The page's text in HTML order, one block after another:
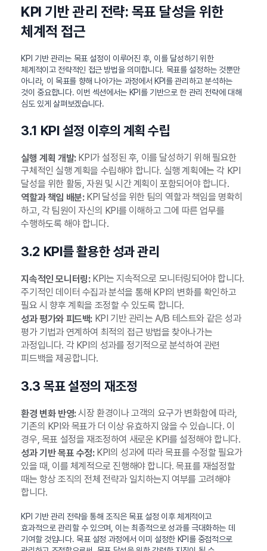
KPI 기반 관리 전략: 목표 달성을 위한
체계적 접근
KPI 기반 관리는 목표 설정이 이루어진 후, 이를 달성하기 위한
체계적이고 전략적인 접근 방법을 의미합니다. 목표를 설정하는 것뿐만
아니라, 이 목표를 향해 나아가는 과정에서 KPI를 관리하고 분석하는
것이 중요합니다. 이번 섹션에서는 KPI를 기반으로 한 관리 전략에 대해
심도 있게 살펴보겠습니다.
3.1 KPI 설정 이후의 계획 수립
실행 계획 개발:KPI가 설정된 후, 이를 달성하기 위해 필요한
구체적인 실행 계획을 수립해야 합니다. 실행 계획에는 각 KPI
달성을 위한 활동, 자원 및 시간 계획이 포함되어야 합니다.
역할과 책임 배분:KPI 달성을 위한 팀의 역할과 책임을 명확히
하고, 각 팀원이 자신의 KPI를 이해하고 그에 따른 업무를
수행하도록 해야 합니다.
3.2 KPI를 활용한 성과 관리
지속적인 모니터링:KPI는 지속적으로 모니터링되어야 합니다.
주기적인 데이터 수집과 분석을 통해 KPI의 변화를 확인하고
필요 시 향후 계획을 조정할 수 있도록 합니다.
성과 평가와 피드백:KPI 기반 관리는 A/B 테스트와 같은 성과
평가 기법과 연계하여 최적의 접근 방법을 찾아나가는
과정입니다. 각 KPI의 성과를 정기적으로 분석하여 관련
피드백을 제공합니다.
3.3 목표 설정의 재조정
환경 변화 반영:시장 환경이나 고객의 요구가 변화함에 따라,
기존의 KPI와 목표가 더 이상 유효하지 않을 수 있습니다. 이
경우, 목표 설정을 재조정하여 새로운 KPI를 설정해야 합니다.
성과 기반 목표 수정:KPI의 성과에 따라 목표를 수정할 필요가
있을 때, 이를 체계적으로 진행해야 합니다. 목표를 재설정할
때는 항상 조직의 전체 전략과 일치하는지 여부를 고려해야
합니다.
KPI 기반 관리 전략을 통해 조직은 목표 설정 이후 체계적이고
효과적으로 관리할 수 있으며, 이는 최종적으로 성과를 극대화하는 데
기여할 것입니다. 목표 설정 과정에서 이미 설정한 KPI를 중점적으로